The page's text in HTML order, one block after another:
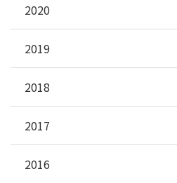
2020
2019
2018
2017
2016